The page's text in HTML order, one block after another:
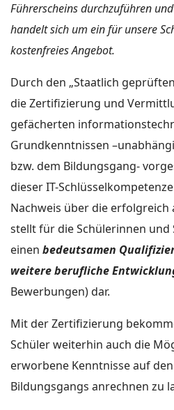
Führerscheins durchzuführen
handelt sich um ein für unsere
kostenfreies Angebot.
Durch den „Staatlich
die Zertifizierung und
gefächerten
Grundkenntnissen
bzw. dem Bildungsgang-
dieser IT-
Nachweis über die
stellt für die Schülerinnen und
einen bedeutsamen
weitere berufliche
Bewerbungen) dar.
Mit der Zertifizierung
Schüler weiterhin auch die
erworbene Kenntnisse auf
Bildungsgangs anrechnen zu